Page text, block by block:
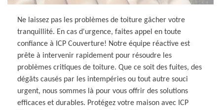
Ne laissez pas les problèmes de toiture gâcher votre
tranquillité. En cas d'urgence, faites appel en toute
confiance à ICP Couverture! Notre équipe réactive est
prête à intervenir rapidement pour résoudre les
problèmes critiques de toiture. Que ce soit des fuites, des
dégâts causés par les intempéries ou tout autre souci
urgent, nous sommes là pour vous offrir des solutions
efficaces et durables. Protégez votre maison avec ICP